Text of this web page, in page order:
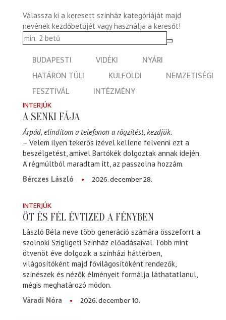
Válassza ki a keresett színház kategóriáját majd
nevének kezdőbetűjét vagy használja a keresőt!
BUDAPESTI VIDÉKI
NYÁRI
HATÁRON TÚLI
KÜLFÖLDI
NEMZETISÉGI
FESZTIVÁL
INTÉZMÉNY
INTERJÚK
A SENKI FÁJA
Árpád, elindítom a telefonon a rögzítést, kezdjük.
– Velem ilyen tekerős izével kellene felvenni ezt a
beszélgetést, amivel Bartókék dolgoztak annak idején.
A régmúltból maradtam itt, az passzolna hozzám.
Bérczes László
2026. december 28.
INTERJÚK
ÖT ÉS FÉL ÉVTIZED A FÉNYBEN
László Béla neve több generáció számára összeforrt a
szolnoki Szigligeti Színház előadásaival. Több mint
ötvenöt éve dolgozik a színházi háttérben,
világosítóként majd fővilágosítóként rendezők,
színészek és nézők élményeit formálja láthatatlanul,
mégis meghatározó módon.
Váradi Nóra
2026. december 10.